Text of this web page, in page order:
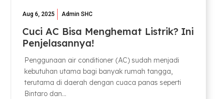
Aug 6, 2025 Admin SHC
Cuci AC Bisa Menghemat Listrik? Ini
Penjelasannya!
Penggunaan air conditioner (AC) sudah menjadi
kebutuhan utama bagi banyak rumah tangga,
terutama di daerah dengan cuaca panas seperti
Bintaro dan...